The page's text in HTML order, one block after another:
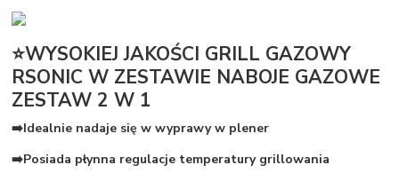
⭐WYSOKIEJ JAKOŚCI GRILL GAZOWY
RSONIC W ZESTAWIE NABOJE GAZOWE
ZESTAW 2 W 1
➡️Idealnie nadaje się w wyprawy w plener
➡️Posiada płynna regulacje temperatury grillowania